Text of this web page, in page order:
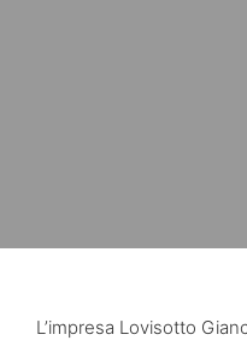
L’impresa Lovisotto